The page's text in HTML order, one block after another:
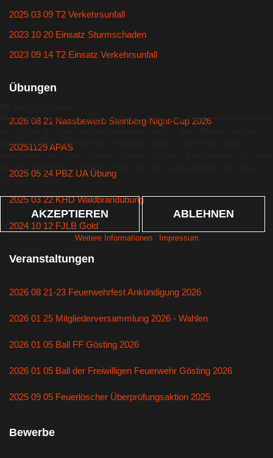
2025 03 09 T2 Verkehrsunfall
2023 10 20 Einsatz Sturmschaden
2023 09 14 T2 Einsatz Verkehrsunfall
Übungen
2026 08 21 Nassbewerb Steinberg-Night-Cup 2026
20251129 APAS
2025 05 24 PBZ UA Übung
2025 03 22 KHD Waldbrandübung
2024 10 12 FJLB Gold
Veranstaltungen
2026 08 21-23 Feuerwehrfest Ankündigung 2026
2026 01 25 Mitgliederversammlung 2026 - Wahlen
2026 01 05 Ball FF Gösting 2026
2026 01 05 Ball der Freiwilligen Feuerwehr Gösting 2026
2025 09 05 Feuerlöscher Überprüfungsaktion 2025
Bewerbe
Wir nutzen Cookies auf unserer Website. Einige von ihnen sind essenziell für
Nutzererfahrung zu verbessern (Tracking Cookies). Sie können selbst
bei einer Ablehnung womöglich nicht mehr alle Funktionalitäten der Seite zur
Verfügung stehen.
AKZEPTIEREN ABLEHNEN
Weitere Informationen| Impressum